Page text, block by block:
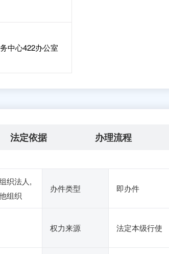
中心422办公室
法定依据 办理流程
织法人,
组织
办件类型 即办件
权力来源 法定本级行使